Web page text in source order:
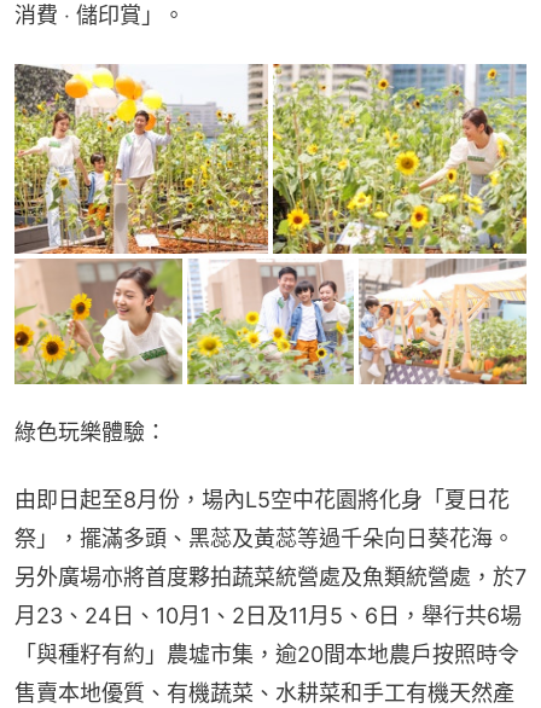
消費 ‧ 儲印賞」。
綠色玩樂體驗：
由即日起至8月份，場內L5空中花園將化身「夏日花
祭」，擺滿多頭、黑蕊及黃蕊等過千朵向日葵花海。
另外廣場亦將首度夥拍蔬菜統營處及魚類統營處，於7
月23、24日、10月1、2日及11月5、6日，舉行共6場
「與種籽有約」農墟市集，逾20間本地農戶按照時令
售賣本地優質、有機蔬菜、水耕菜和手工有機天然產